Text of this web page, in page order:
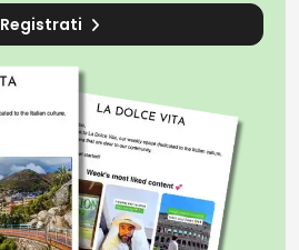
Registrati